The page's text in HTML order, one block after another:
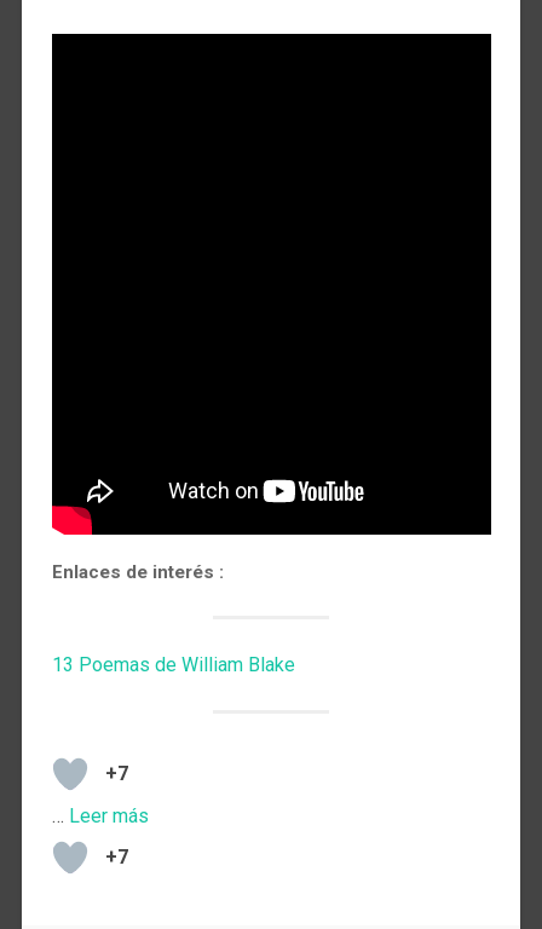
Enlaces de interés :
13 Poemas de William Blake
+7
… Leer más
+7